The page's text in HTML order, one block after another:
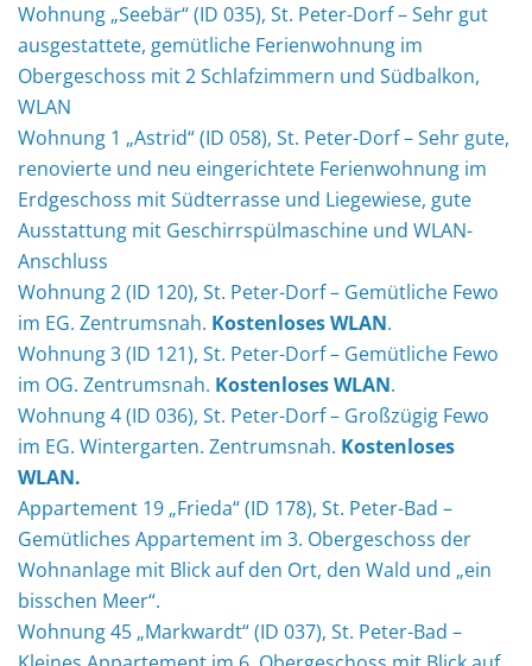
Wohnung „Seebär“ (ID 035), St. Peter-Dorf – Sehr gut
ausgestattete, gemütliche Ferienwohnung im
Obergeschoss mit 2 Schlafzimmern und Südbalkon,
WLAN
Wohnung 1 „Astrid“ (ID 058), St. Peter-Dorf – Sehr gute,
renovierte und neu eingerichtete Ferienwohnung im
Erdgeschoss mit Südterrasse und Liegewiese, gute
Ausstattung mit Geschirrspülmaschine und WLAN-
Anschluss
Wohnung 2 (ID 120), St. Peter-Dorf – Gemütliche Fewo
im EG. Zentrumsnah. Kostenloses WLAN.
Wohnung 3 (ID 121), St. Peter-Dorf – Gemütliche Fewo
im OG. Zentrumsnah. Kostenloses WLAN.
Wohnung 4 (ID 036), St. Peter-Dorf – Großzügig Fewo
im EG. Wintergarten. Zentrumsnah. Kostenloses
WLAN.
Appartement 19 „Frieda“ (ID 178), St. Peter-Bad –
Gemütliches Appartement im 3. Obergeschoss der
Wohnanlage mit Blick auf den Ort, den Wald und „ein
bisschen Meer“.
Wohnung 45 „Markwardt“ (ID 037), St. Peter-Bad –